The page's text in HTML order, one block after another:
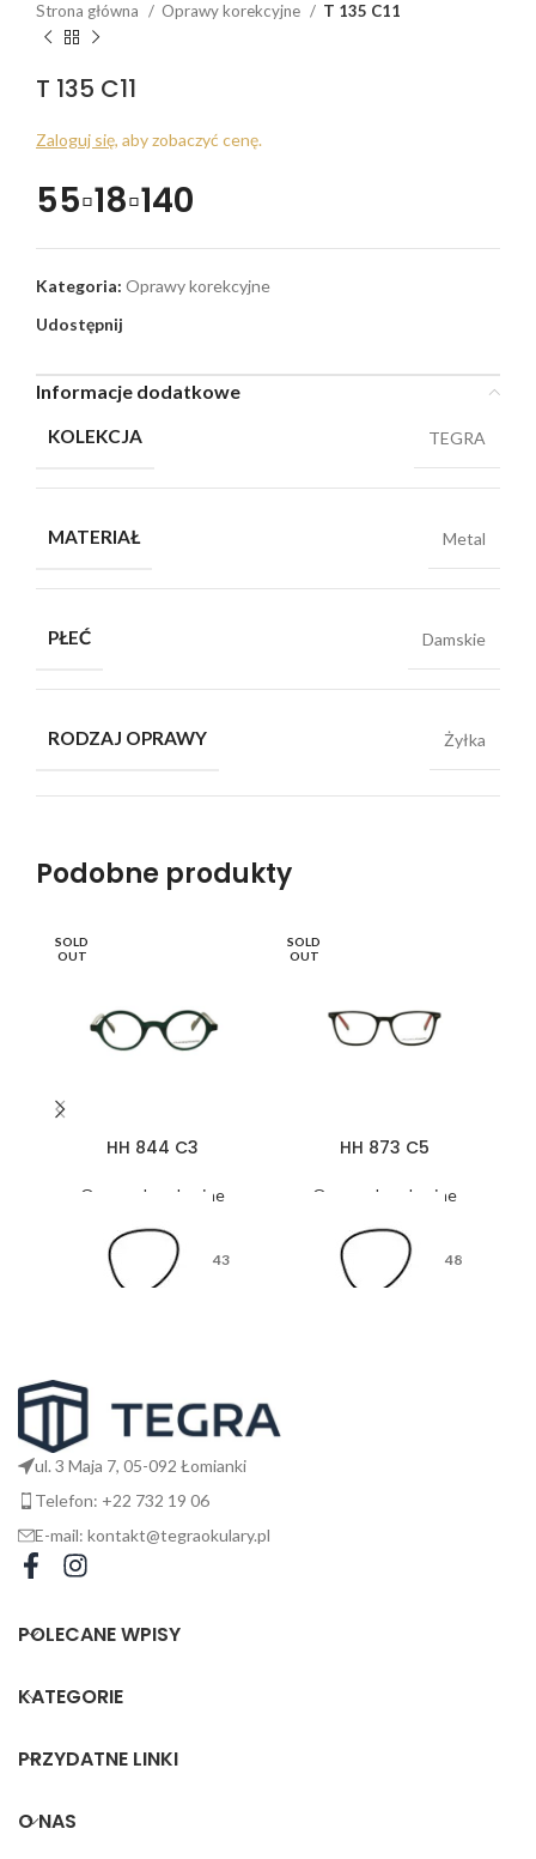
Strona główna Oprawy korekcyjne T 135 C11
T 135 C11
Zaloguj się, aby zobaczyć cenę.
55▫18▫140
Kategoria: Oprawy korekcyjne
Udostępnij
Informacje dodatkowe
KOLEKCJA TEGRA
MATERIAŁ Metal
PŁEĆ Damskie
RODZAJ OPRAWY Żyłka
Podobne produkty
SOLD
OUT
HH 844 C3
Oprawy korekcyjne
43
26
145
SOLD
OUT
HH 873 C5
Oprawy korekcyjne
48
ul. 3 Maja 7, 05-092 Łomianki
Telefon: +22 732 19 06
E-mail: kontakt@tegraokulary.pl
POLECANE WPISY
KATEGORIE
PRZYDATNE LINKI
O NAS